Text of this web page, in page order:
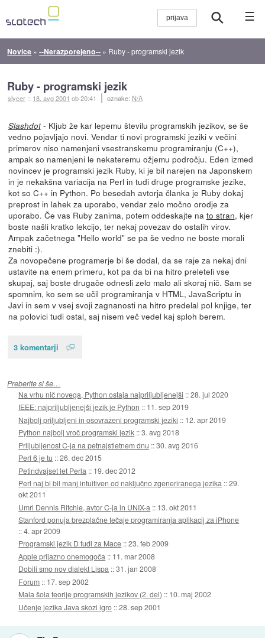
☰
Novice »--Nerazporejeno-- » Ruby - programski jezik
Ruby - programski jezik
slycer :: 18. avg 2001 ob 20:41 oznake: N/A
Slashdot- Kljub že kar lepemu številu programskih jezikov, se še
vedno pojavljajo novi. Vendar ti novi programski jeziki v večini
primerov niso namenjeni vsestranskemu programiranju (C++),
ampak so namenjeni le nekateremu ožjemu področju. Eden izmed
novincev je programski jezik Ruby, ki je bil narejen na Japonskem
in je nekakšna variacija na Perl in tudi druge programske jezike,
kot so C++ in Python. Po besedah avtorja članka je Ruby dokaj
preprost in lahek za uporabo, vendar zelo močno orodje za
uporabo. Če vas Ruby zanima, potem oddeskajte na to stran, kjer
boste našli kratko lekcijo, ter nekaj povezav do ostalih virov.
Ampak začetnega "Hello world" se pa še vedno ne boste morali
znebiti :).
Za novopečene programerje bi še dodal, da se raje za nekaj dni
ustavite na enem primeru, kot pa da bi na hitro preleteli vse
skupaj, saj boste drugače odnesli zelo malo ali skoraj nič. Sam se
spomnim, ko sem se učil programiranja v HTML, JavaScriptu in
Javi in sem v vsej svoji zagnanosti na hitro predelal pol knjige, ter
na polovici tudi ostal, saj nisem več vedel kaj sploh berem.
3 komentarji
Preberite si še…
Na vrhu nič novega, Python ostaja najpriljubljenejši ::28. jul 2020
IEEE: najpriljubljenejši jezik je Python :: 11. sep 2019
Najbolj priljubljeni in osovraženi programski jeziki :: 12. apr 2019
Python najbolj vroč programski jezik ::3. avg 2018
Priljubljenost C-ja na petnajstletnem dnu ::30. avg 2016
Perl 6 je tu ::26. dec 2015
Petindvajset let Perla :: 19. dec 2012
Perl naj bi bil manj intuitiven od naključno zgeneriranega jezika ::29.
okt 2011
Umrl Dennis Ritchie, avtor C-ja in UNIX-a :: 13. okt 2011
Stanford ponuja brezplačne tečaje programiranja aplikacij za iPhone
::4. apr 2009
Programski jezik D tudi za Mace ::23. feb 2009
Apple prijazno onemogoča :: 11. mar 2008
Dobili smo nov dialekt Lispa ::31. jan 2008
Forum :: 17. sep 2002
Mala šola teorije programskih jezikov (2. del) :: 10. maj 2002
Učenje jezika Java skozi igro ::28. sep 2001